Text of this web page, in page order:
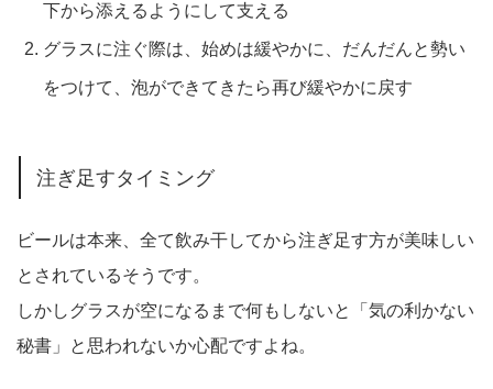
下から添えるようにして支える
グラスに注ぐ際は、始めは緩やかに、だんだんと勢い
をつけて、泡ができてきたら再び緩やかに戻す
注ぎ足すタイミング
ビールは本来、全て飲み干してから注ぎ足す方が美味しい
とされているそうです。
しかしグラスが空になるまで何もしないと「気の利かない
秘書」と思われないか心配ですよね。